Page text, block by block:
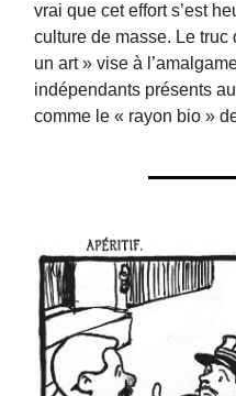
vrai que cet effort s’est
culture de masse. Le
un art » vise à
indépendants présents
comme le « rayon bio »